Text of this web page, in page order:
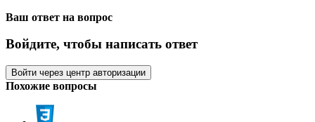
Ваш ответ на вопрос
Войдите, чтобы написать ответ
Войти через центр авторизации
Похожие вопросы